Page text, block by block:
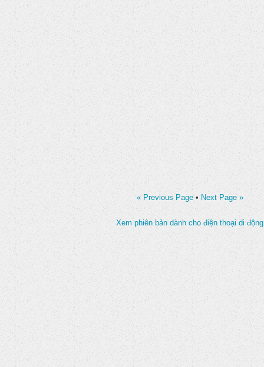
« Previous Page • Next Page »
Xem phiên bản dành cho điện thoại di động